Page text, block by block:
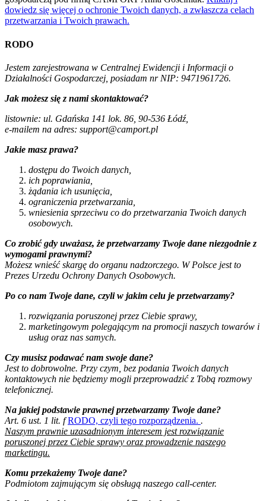
dowiedz się więcej o ochronie Twoich danych, a zwłaszcza celach
przetwarzania i Twoich prawach.
RODO
Jestem zarejestrowana w Centralnej Ewidencji i Informacji o
Działalności Gospodarczej, posiadam nr NIP: 9471961726.
Jak możesz się z nami skontaktować?
listownie: ul. Gdańska 141 lok. 86, 90-536 Łódź,
e-mailem na adres: support@camport.pl
Jakie masz prawa?
dostępu do Twoich danych,
ich poprawiania,
żądania ich usunięcia,
ograniczenia przetwarzania,
wniesienia sprzeciwu co do przetwarzania Twoich danych
osobowych.
Co zrobić gdy uważasz, że przetwarzamy Twoje dane niezgodnie z
wymogami prawnymi?
Możesz wnieść skargę do organu nadzorczego. W Polsce jest to
Prezes Urzedu Ochrony Danych Osobowych.
Po co nam Twoje dane, czyli w jakim celu je przetwarzamy?
rozwiązania poruszonej przez Ciebie sprawy,
marketingowym polegającym na promocji naszych towarów i
usług oraz nas samych.
Czy musisz podawać nam swoje dane?
Jest to dobrowolne. Przy czym, bez podania Twoich danych
kontaktowych nie będziemy mogli przeprowadzić z Tobą rozmowy
telefonicznej.
Na jakiej podstawie prawnej przetwarzamy Twoje dane?
Art. 6 ust. 1 lit. fRODO, czyli tego rozporządzenia. .
Naszym prawnie uzasadnionym interesem jest rozwiązanie
poruszonej przez Ciebie sprawy oraz prowadzenie naszego
marketingu.
Komu przekażemy Twoje dane?
Podmiotom zajmującym się obsługą naszego call-center.